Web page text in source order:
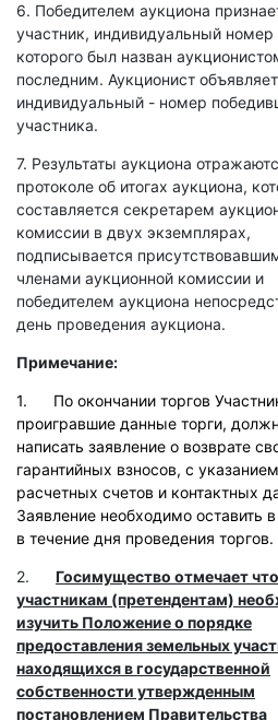
6. Победителем аукциона
участник, индивидуальный номер
которого был назван
последним. Аукционист объявляет
индивидуальный - номер
участника.
7. Результаты аукциона
протоколе об итогах аукциона,
составляется секретарем
комиссии в двух экземплярах,
подписывается
членами аукционной комиссии и
победителем аукциона
день проведения аукциона.
Примечание:
1. По окончании торгов
проигравшие данные торги,
написать заявление о возврате
гарантийных взносов, с указанием
расчетных счетов и контактных
Заявление необходимо оставить
в течение дня проведения торгов.
2. Госимущество отмечает что
участникам (претендентам)
изучить Положение о порядке
предоставления земельных
находящихся в государственной
собственности утвержденным
постановлением Правительства